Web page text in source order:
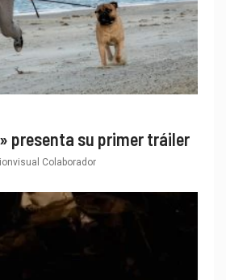
presenta su primer tráiler
Colaborador